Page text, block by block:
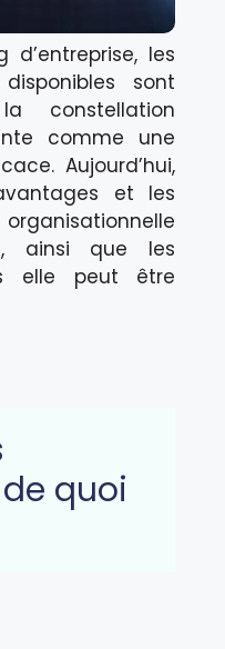
d’entreprise, les
sont
constellation
comme une
Aujourd’hui,
et les
ainsi que les
elle peut être
quoi